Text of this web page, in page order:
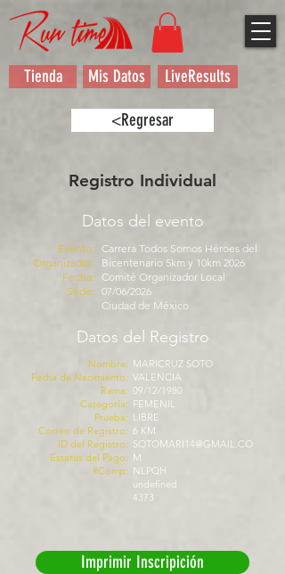
Tienda Mis Datos LiveResults
<Regresar
Registro Individual
Datos del evento
Evento:
Organizador:
Fecha:
Sede:
Carrera Todos Somos Héroes del
Bicentenario 5km y 10km 2026
Comité Organizador Local
07/06/2026
Ciudad de México
Datos del Registro
Nombre:
Fecha de Nacimiento:
Rama:
Categoría:
Prueba:
Correo de Registro:
ID del Registro:
Estatus del Pago:
#Comp:
MARICRUZ SOTO
VALENCIA
09/12/1980
FEMENIL
LIBRE
6 KM
SOTOMARI14@GMAIL.CO
M
NLPQH
undefined
4373
Imprimir Inscripición